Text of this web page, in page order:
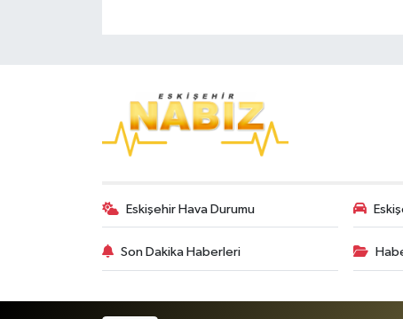
Eskişehir Hava Durumu
Son Dakika Haberleri